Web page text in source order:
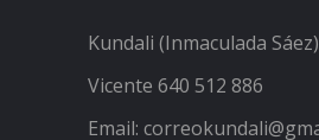
Kundali (Inmaculada
Vicente 640 512 886
Email: